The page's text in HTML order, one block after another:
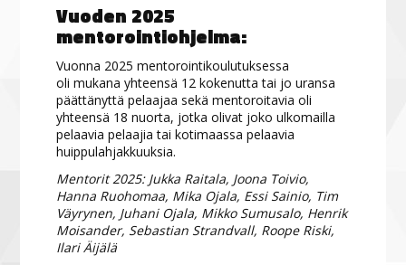
Vuoden 2025
mentorointiohjelma:
Vuonna 2025 mentorointikoulutuksessa
oli mukana yhteensä 12 kokenutta tai jo uransa
päättänyttä pelaajaa sekä mentoroitavia oli
yhteensä 18 nuorta, jotka olivat joko ulkomailla
pelaavia pelaajia tai kotimaassa pelaavia
huippulahjakkuuksia.
Mentorit 2025: Jukka Raitala, Joona Toivio,
Hanna Ruohomaa, Mika Ojala, Essi Sainio, Tim
Väyrynen, Juhani Ojala, Mikko Sumusalo, Henrik
Moisander, Sebastian Strandvall, Roope Riski,
Ilari Äijälä